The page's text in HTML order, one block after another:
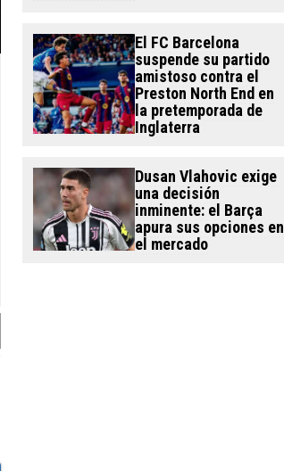
El FC Barcelona
suspende su partido
amistoso contra el
Preston North End en
la pretemporada de
Inglaterra
Dusan Vlahovic exige
una decisión
inminente: el Barça
apura sus opciones en
el mercado